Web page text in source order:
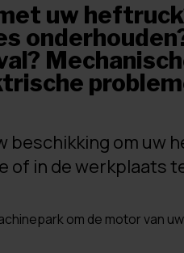
uw
beschikking om uw
of in de werkplaats
om de motor van